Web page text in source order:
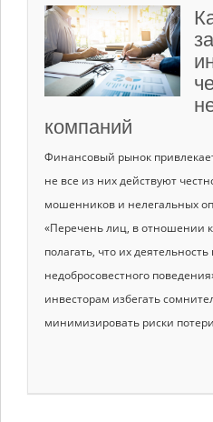
компаний
Финансовый рынок
не все из них действуют
мошенников и нелегальных
«Перечень лиц, в отношении
полагать, что их
недобросовестного
инвесторам избегать
минимизировать риски